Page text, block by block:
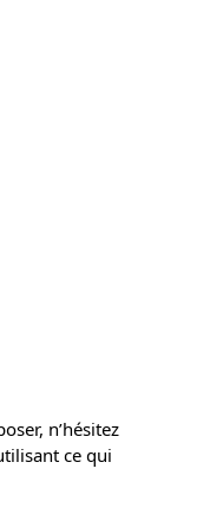
n’hésitez
ce qui